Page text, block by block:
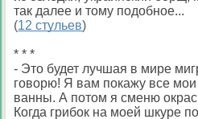
так далее и тому подобное...
(12 стульев)
* * *
- Это будет лучшая в мире
говорю! Я вам покажу все
ванны. А потом я сменю
Когда грибок на моей шкуре